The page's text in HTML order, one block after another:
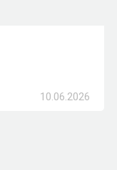
10.06.2026